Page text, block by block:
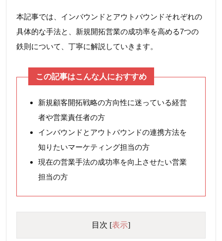
本記事では、インバウンドとアウトバウンドそれぞれの
具体的な手法と、新規開拓営業の成功率を高める7つの
鉄則について、丁寧に解説していきます。
この記事はこんな人におすすめ
新規顧客開拓戦略の方向性に迷っている経営
者や営業責任者の方
インバウンドとアウトバウンドの連携方法を
知りたいマーケティング担当の方
現在の営業手法の成功率を向上させたい営業
担当の方
目次 [表示]